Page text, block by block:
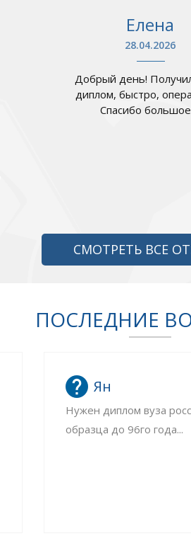
Елена
28.04.2026
Добрый день!
диплом, быстро,
Спасибо большое
СМОТРЕТЬ ВСЕ
ПОСЛЕДНИЕ
Ян
Нужен диплом вуза
образца до 96го года...